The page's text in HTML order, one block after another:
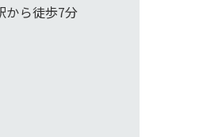
から徒歩7分